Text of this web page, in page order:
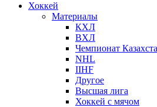
Хоккей
Материалы
КХЛ
ВХЛ
Чемпионат
NHL
IIHF
Другое
Высшая лига
Хоккей с мячом